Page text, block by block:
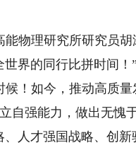
物理研究所研究员胡
界的同行比拼时间
候！如今，推动高质
自强能力，做出无愧
才强国战略、创新